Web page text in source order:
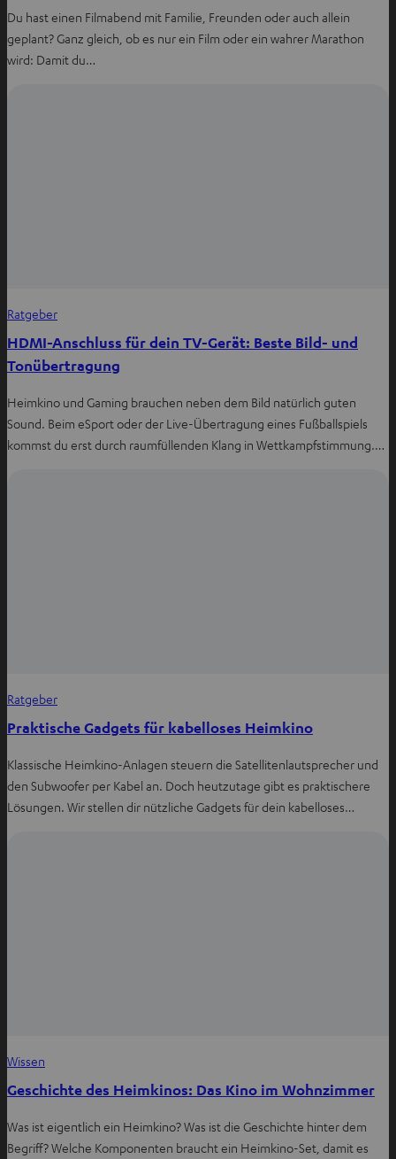
Du hast einen Filmabend mit Familie, Freunden oder auch allein
geplant? Ganz gleich, ob es nur ein Film oder ein wahrer Marathon
wird: Damit du…
Ratgeber
HDMI-Anschluss für dein TV-Gerät: Beste Bild- und
Tonübertragung
Heimkino und Gaming brauchen neben dem Bild natürlich guten
Sound. Beim eSport oder der Live-Übertragung eines Fußballspiels
kommst du erst durch raumfüllenden Klang in Wettkampfstimmung.…
Ratgeber
Praktische Gadgets für kabelloses Heimkino
Klassische Heimkino-Anlagen steuern die Satellitenlautsprecher und
den Subwoofer per Kabel an. Doch heutzutage gibt es praktischere
Lösungen. Wir stellen dir nützliche Gadgets für dein kabelloses…
Wissen
Geschichte des Heimkinos: Das Kino im Wohnzimmer
Was ist eigentlich ein Heimkino? Was ist die Geschichte hinter dem
Begriff? Welche Komponenten braucht ein Heimkino-Set, damit es